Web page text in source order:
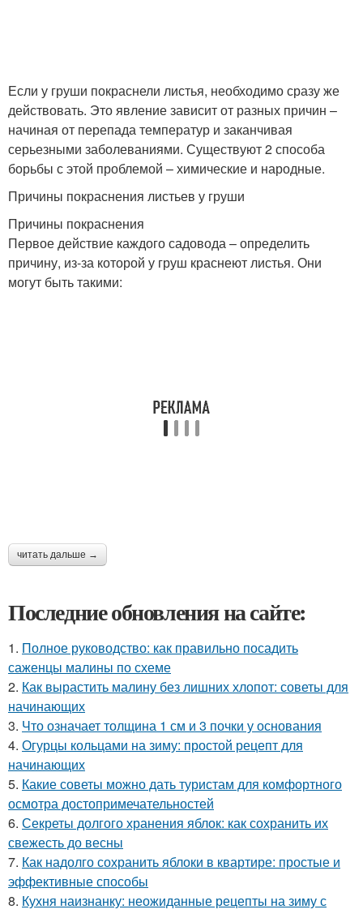
Если у груши покраснели листья, необходимо сразу же
действовать. Это явление зависит от разных причин –
начиная от перепада температур и заканчивая
серьезными заболеваниями. Существуют 2 способа
борьбы с этой проблемой – химические и народные.
Причины покраснения листьев у груши
Причины покраснения
Первое действие каждого садовода – определить
причину, из-за которой у груш краснеют листья. Они
могут быть такими:
читать дальше →
Последние обновления на сайте:
1. Полное руководство: как правильно посадить
саженцы малины по схеме
2. Как вырастить малину без лишних хлопот: советы для
начинающих
3. Что означает толщина 1 см и 3 почки у основания
4. Огурцы кольцами на зиму: простой рецепт для
начинающих
5. Какие советы можно дать туристам для комфортного
осмотра достопримечательностей
6. Секреты долгого хранения яблок: как сохранить их
свежесть до весны
7. Как надолго сохранить яблоки в квартире: простые и
эффективные способы
8. Кухня наизнанку: неожиданные рецепты на зиму с